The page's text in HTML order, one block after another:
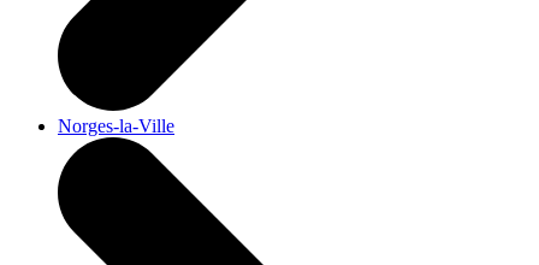
Norges-la-Ville